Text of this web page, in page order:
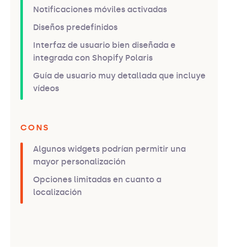
Notificaciones móviles activadas
Diseños predefinidos
Interfaz de usuario bien diseñada e
integrada con Shopify Polaris
Guía de usuario muy detallada que incluye
vídeos
CONS
Algunos widgets podrían permitir una
mayor personalización
Opciones limitadas en cuanto a
localización